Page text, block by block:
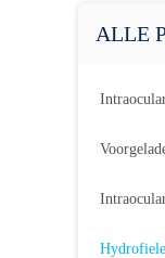
ALLE